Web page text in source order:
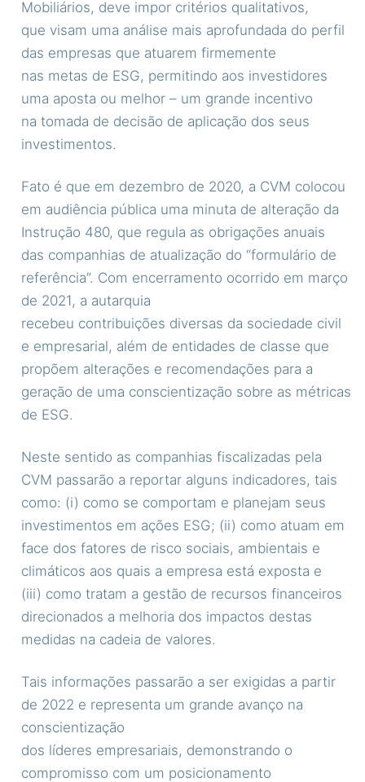
Mobiliários, deve impor critérios qualitativos,
que visam uma análise mais aprofundada do perfil
das empresas que atuarem firmemente
nas metas de ESG, permitindo aos investidores
uma aposta ou melhor – um grande incentivo
na tomada de decisão de aplicação dos seus
investimentos.
Fato é que em dezembro de 2020, a CVM colocou
em audiência pública uma minuta de alteração da
Instrução 480, que regula as obrigações anuais
das companhias de atualização do “formulário de
referência”. Com encerramento ocorrido em março
de 2021, a autarquia
recebeu contribuições diversas da sociedade civil
e empresarial, além de entidades de classe que
propõem alterações e recomendações para a
geração de uma conscientização sobre as métricas
de ESG.
Neste sentido as companhias fiscalizadas pela
CVM passarão a reportar alguns indicadores, tais
como: (i) como se comportam e planejam seus
investimentos em ações ESG; (ii) como atuam em
face dos fatores de risco sociais, ambientais e
climáticos aos quais a empresa está exposta e
(iii) como tratam a gestão de recursos financeiros
direcionados a melhoria dos impactos destas
medidas na cadeia de valores.
Tais informações passarão a ser exigidas a partir
de 2022 e representa um grande avanço na
conscientização
dos líderes empresariais, demonstrando o
compromisso com um posicionamento